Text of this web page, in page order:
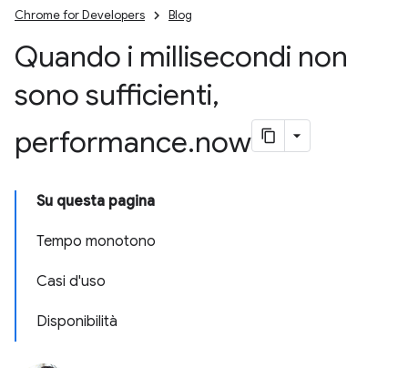
Chrome for Developers Blog
Quando i millisecondi non
sono sufficienti,
performance.now
Su questa pagina
Tempo monotono
Casi d'uso
Disponibilità